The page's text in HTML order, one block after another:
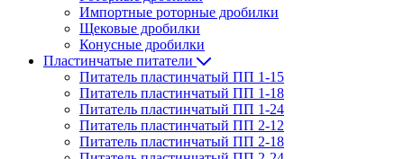
Импортные роторные дробилки
Щековые дробилки
Конусные дробилки
Пластинчатые питатели
Питатель пластинчатый ПП 1-15
Питатель пластинчатый ПП 1-18
Питатель пластинчатый ПП 1-24
Питатель пластинчатый ПП 2-12
Питатель пластинчатый ПП 2-18